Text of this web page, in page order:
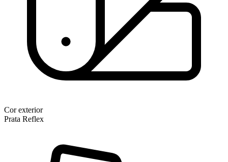
Cor exterior
Prata Reflex